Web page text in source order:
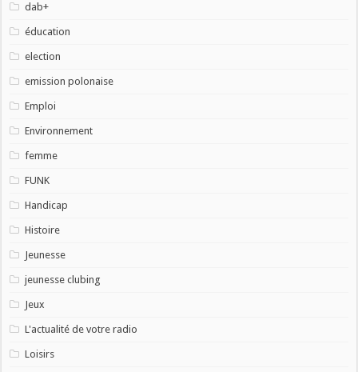
dab+
éducation
election
emission polonaise
Emploi
Environnement
femme
FUNK
Handicap
Histoire
Jeunesse
jeunesse clubing
Jeux
L'actualité de votre radio
Loisirs